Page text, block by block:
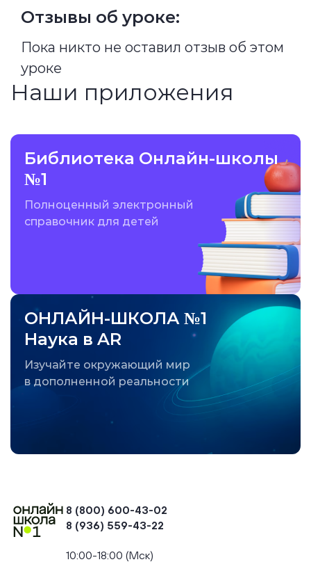
Отзывы об уроке:
Пока никто не оставил отзыв об этом
уроке
Наши приложения
Библиотека Онлайн-школы
№1
Полноценный электронный
справочник для детей
ОНЛАЙН-ШКОЛА №1
Наука в AR
Изучайте окружающий мир
в дополненной реальности
8 (800) 600-43-02
8 (936) 559-43-22
10:00-18:00 (Мск)